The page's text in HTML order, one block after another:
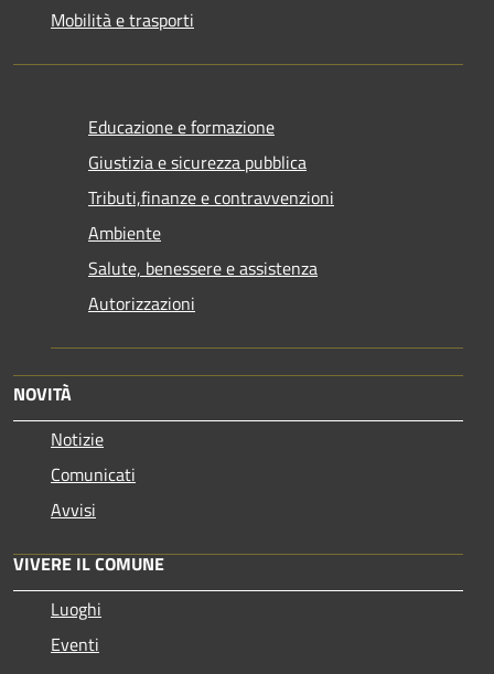
Mobilità e trasporti
Educazione e formazione
Giustizia e sicurezza pubblica
Tributi,finanze e contravvenzioni
Ambiente
Salute, benessere e assistenza
Autorizzazioni
NOVITÀ
Notizie
Comunicati
Avvisi
VIVERE IL COMUNE
Luoghi
Eventi